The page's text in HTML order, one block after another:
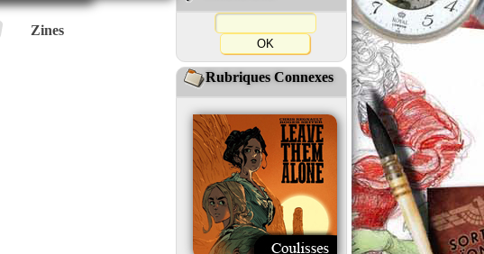
Zines
Rubriques Connexes